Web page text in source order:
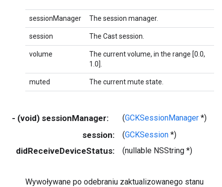
sessionManager The session manager.
session The Cast session.
volume
The current volume, in the range [0.0,
1.0].
muted The current mute state.
- (void) sessionManager: (GCKSessionManager *)
session: (GCKSession *)
didReceiveDeviceStatus: (nullable NSString *)
Wywoływane po odebraniu zaktualizowanego stanu